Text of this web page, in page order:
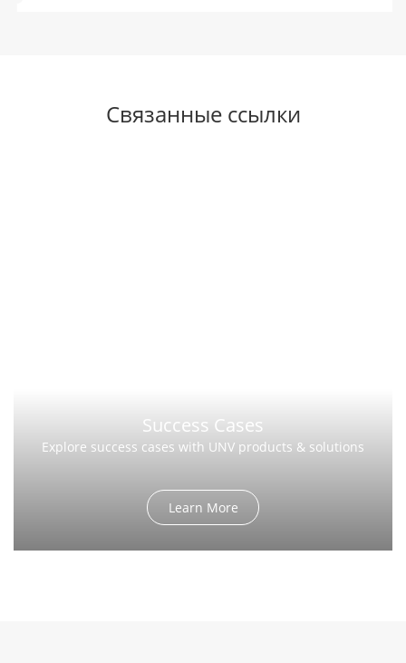
Связанные ссылки
Success Cases
Explore success cases with UNV products & solutions
Learn More